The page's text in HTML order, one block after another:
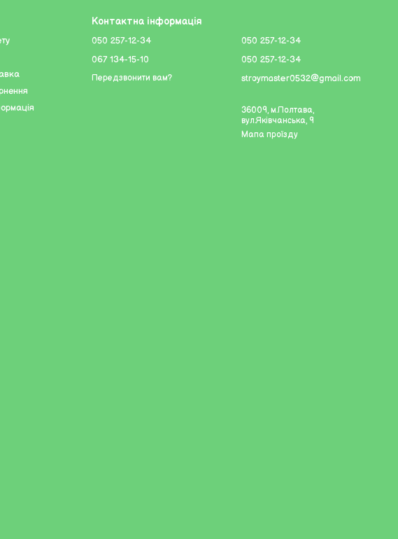
до газових пальників. Ми гарантуємо найвищий стандарт
та надійні. Вони ідеально підходять для приготування їжі
Контактна інформація
050 257-12-34
067 134-15-10
Передзвонити вам?
050 257-12-34
050 257-12-34
stroymaster0532@gmail.com
36009, м.Полтава,
вул.Яківчанська, 9
Мапа проїзду